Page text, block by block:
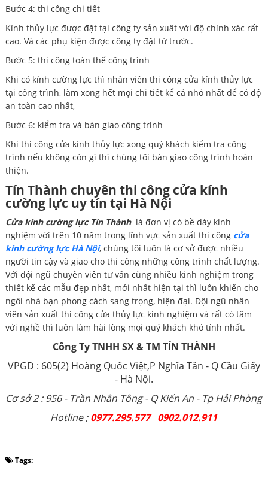
Bước 4: thi công chi tiết
Kính thủy lực được đặt tại công ty sản xuât với độ chính xác rất
cao. Và các phụ kiện được công ty đặt từ trước.
Bước 5: thi công toàn thể công trình
Khi có kính cường lực thì nhân viên thi công cửa kính thủy lực
tại công trình, làm xong hết mọi chi tiết kể cả nhỏ nhất để có độ
an toàn cao nhất,
Bước 6: kiểm tra và bàn giao công trình
Khi thi công cửa kính thủy lực xong quý khách kiểm tra công
trình nếu không còn gì thì chúng tôi bàn giao công trình hoàn
thiện.
Tín Thành chuyên thi công cửa kính
cường lực uy tín tại Hà Nội
Cửa kính cường lực Tín Thànhlà đơn vị có bề dày kinh
nghiệm với trên 10 năm trong lĩnh vực sản xuất thi công cửa
kính cường lực Hà Nội, chúng tôi luôn là cơ sở được nhiều
người tin cậy và giao cho thi công những công trình chất lượng.
Với đội ngũ chuyên viên tư vấn cùng nhiều kinh nghiệm trong
thiết kế các mẫu đẹp nhất, mới nhất hiện tại thì luôn khiến cho
ngôi nhà bạn phong cách sang trọng, hiện đại. Đội ngũ nhân
viên sản xuất thi công cửa thủy lực kinh nghiệm và rất có tâm
với nghề thì luôn làm hài lòng mọi quý khách khó tính nhất.
Công Ty TNHH SX & TM TÍN THÀNH
VPGD : 605(2) Hoàng Quốc Việt,P Nghĩa Tân - Q Cầu Giấy
- Hà Nội.
Cơ sở 2 : 956 - Trần Nhân Tông - Q Kiến An - Tp Hải Phòng
Hotline ; 0977.295.577 0902.012.911
Tags: